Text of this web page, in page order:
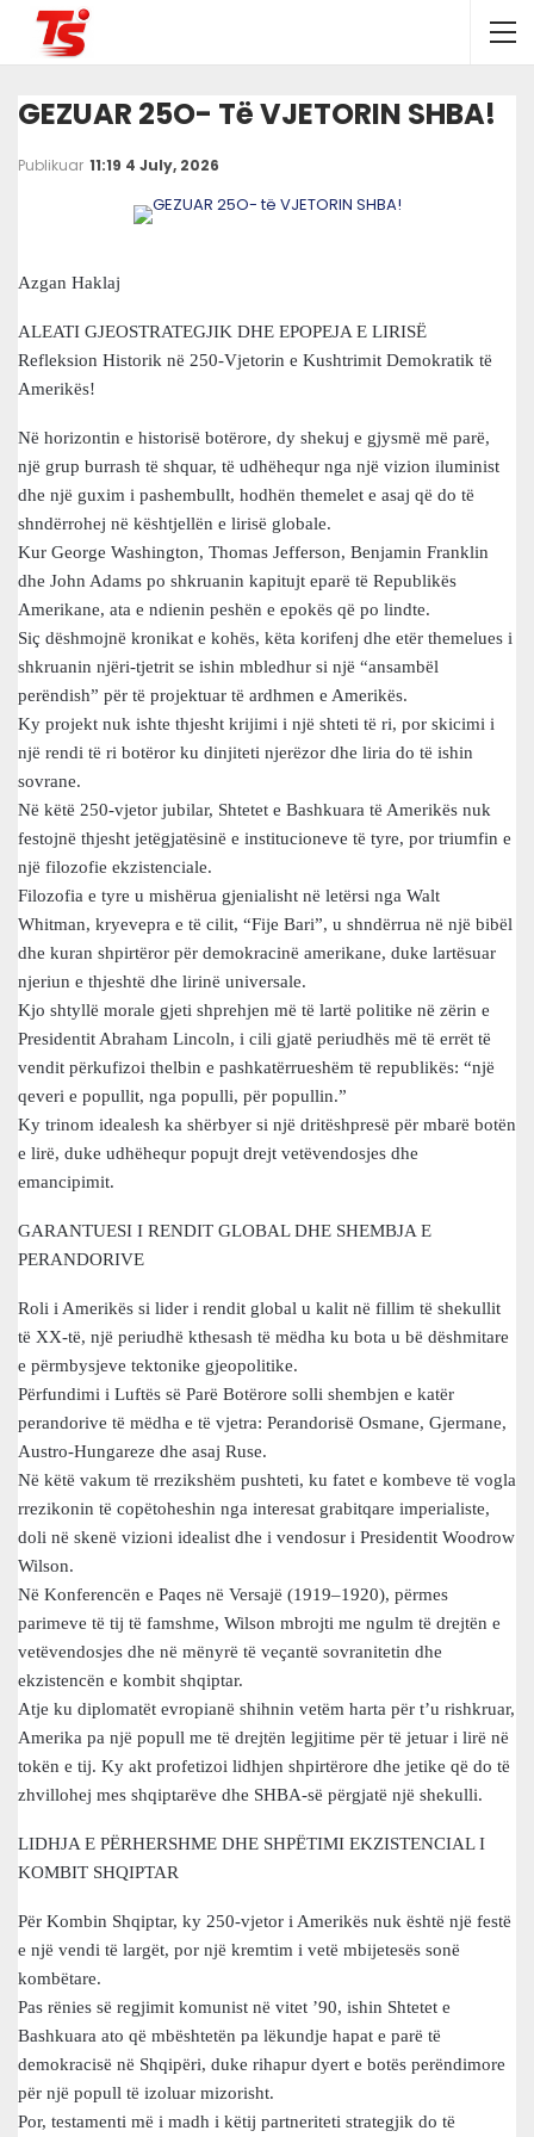
GEZUAR 25O- Të VJETORIN SHBA!
Publikuar 11:19 4 July, 2026
Azgan Haklaj
ALEATI GJEOSTRATEGJIK DHE EPOPEJA E LIRISË
Refleksion Historik në 250-Vjetorin e Kushtrimit Demokratik të
Amerikës!
Në horizontin e historisë botërore, dy shekuj e gjysmë më parë,
një grup burrash të shquar, të udhëhequr nga një vizion iluminist
dhe një guxim i pashembullt, hodhën themelet e asaj që do të
shndërrohej në kështjellën e lirisë globale.
Kur George Washington, Thomas Jefferson, Benjamin Franklin
dhe John Adams po shkruanin kapitujt eparë të Republikës
Amerikane, ata e ndienin peshën e epokës që po lindte.
Siç dëshmojnë kronikat e kohës, këta korifenj dhe etër themelues i
shkruanin njëri-tjetrit se ishin mbledhur si një “ansambël
perëndish” për të projektuar të ardhmen e Amerikës.
Ky projekt nuk ishte thjesht krijimi i një shteti të ri, por skicimi i
një rendi të ri botëror ku dinjiteti njerëzor dhe liria do të ishin
sovrane.
Në këtë 250-vjetor jubilar, Shtetet e Bashkuara të Amerikës nuk
festojnë thjesht jetëgjatësinë e institucioneve të tyre, por triumfin e
një filozofie ekzistenciale.
Filozofia e tyre u mishërua gjenialisht në letërsi nga Walt
Whitman, kryevepra e të cilit, “Fije Bari”, u shndërrua në një bibël
dhe kuran shpirtëror për demokracinë amerikane, duke lartësuar
njeriun e thjeshtë dhe lirinë universale.
Kjo shtyllë morale gjeti shprehjen më të lartë politike në zërin e
Presidentit Abraham Lincoln, i cili gjatë periudhës më të errët të
vendit përkufizoi thelbin e pashkatërrueshëm të republikës: “një
qeveri e popullit, nga populli, për popullin.”
Ky trinom idealesh ka shërbyer si një dritëshpresë për mbarë botën
e lirë, duke udhëhequr popujt drejt vetëvendosjes dhe
emancipimit.
GARANTUESI I RENDIT GLOBAL DHE SHEMBJA E
PERANDORIVE
Roli i Amerikës si lider i rendit global u kalit në fillim të shekullit
të XX-të, një periudhë kthesash të mëdha ku bota u bë dëshmitare
e përmbysjeve tektonike gjeopolitike.
Përfundimi i Luftës së Parë Botërore solli shembjen e katër
perandorive të mëdha e të vjetra: Perandorisë Osmane, Gjermane,
Austro-Hungareze dhe asaj Ruse.
Në këtë vakum të rrezikshëm pushteti, ku fatet e kombeve të vogla
rrezikonin të copëtoheshin nga interesat grabitqare imperialiste,
doli në skenë vizioni idealist dhe i vendosur i Presidentit Woodrow
Wilson.
Në Konferencën e Paqes në Versajë (1919–1920), përmes
parimeve të tij të famshme, Wilson mbrojti me ngulm të drejtën e
vetëvendosjes dhe në mënyrë të veçantë sovranitetin dhe
ekzistencën e kombit shqiptar.
Atje ku diplomatët evropianë shihnin vetëm harta për t’u rishkruar,
Amerika pa një popull me të drejtën legjitime për të jetuar i lirë në
tokën e tij. Ky akt profetizoi lidhjen shpirtërore dhe jetike që do të
zhvillohej mes shqiptarëve dhe SHBA-së përgjatë një shekulli.
LIDHJA E PËRHERSHME DHE SHPËTIMI EKZISTENCIAL I
KOMBIT SHQIPTAR
Për Kombin Shqiptar, ky 250-vjetor i Amerikës nuk është një festë
e një vendi të largët, por një kremtim i vetë mbijetesës sonë
kombëtare.
Pas rënies së regjimit komunist në vitet ’90, ishin Shtetet e
Bashkuara ato që mbështetën pa lëkundje hapat e parë të
demokracisë në Shqipëri, duke rihapur dyert e botës perëndimore
për një popull të izoluar mizorisht.
Por, testamenti më i madh i këtij partneriteti strategjik do të